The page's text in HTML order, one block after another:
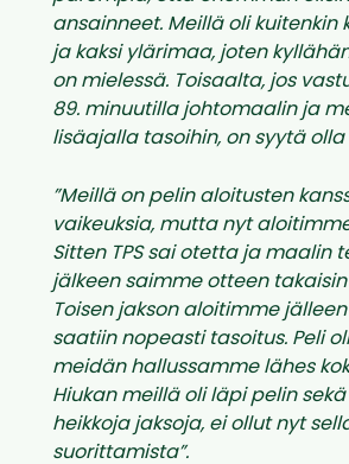
ansainneet. Meillä oli kuitenkin
ja kaksi ylärimaa, joten
on mielessä. Toisaalta, jos
89. minuutilla johtomaalin ja
lisäajalla tasoihin, on syytä olla
”Meillä on pelin aloitusten
vaikeuksia, mutta nyt
Sitten TPS sai otetta ja maalin
jälkeen saimme otteen
Toisen jakson aloitimme
saatiin nopeasti tasoitus. Peli
meidän hallussamme lähes
Hiukan meillä oli läpi pelin
heikkoja jaksoja, ei ollut nyt
suorittamista”.